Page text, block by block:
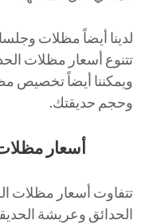
لدينا أيضاً مظلات
تتنوع أسعار مظلات
ويمكننا أيضاً تخصيص
وحجم حديقتك.
أسعار مظلات
تتفاوت أسعار مظلات
الحدائق وعريشة